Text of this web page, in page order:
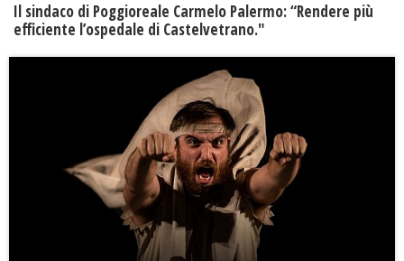
Il sindaco di Poggioreale Carmelo Palermo: “Rendere più
efficiente l’ospedale di Castelvetrano."